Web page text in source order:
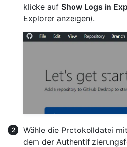
klicke auf Show Logs in
Explorer anzeigen).
Wähle die Protokolldatei
dem der